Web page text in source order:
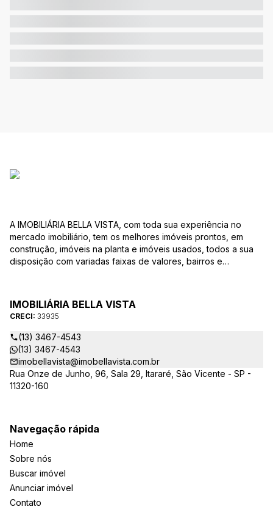
A IMOBILIÁRIA BELLA VISTA, com toda sua experiência no
mercado imobiliário, tem os melhores imóveis prontos, em
construção, imóveis na planta e imóveis usados, todos a sua
disposição com variadas faixas de valores, bairros e
ao CRECI-EE – estarão sempre prontos para responder-lhe
todas as suas dúvidas sobre casas, apartamentos, terrenos,
salas comerciais e outros produtos imobiliários.
IMOBILIÁRIA BELLA VISTA
CRECI: 33935
(13) 3467-4543
(13) 3467-4543
imobellavista@imobellavista.com.br
Rua Onze de Junho, 96, Sala 29, Itararé, São Vicente - SP -
11320-160
Navegação rápida
Home
Sobre nós
Buscar imóvel
Anunciar imóvel
Contato